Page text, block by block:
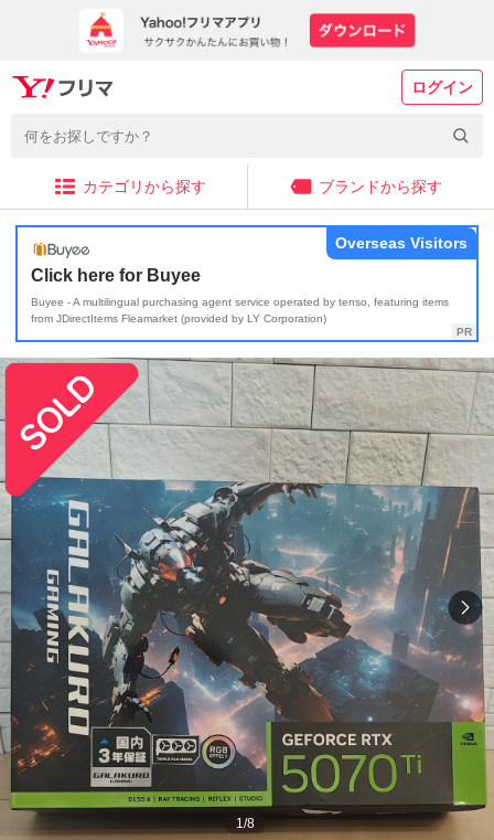
ログイン
カテゴリから探す ブランドから探す
Click here for Buyee
Buyee - A multilingual purchasing agent service operated by tenso, featuring items
from JDirectItems Fleamarket (provided by LY Corporation)
Overseas Visitors
1/8